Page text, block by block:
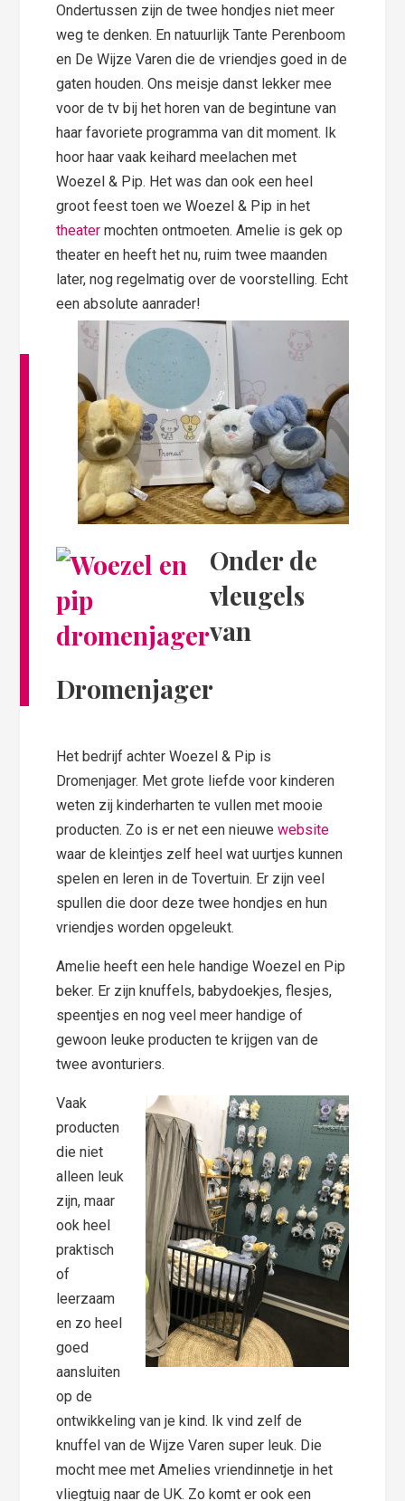
Ondertussen zijn de twee hondjes niet meer
weg te denken. En natuurlijk Tante Perenboom
en De Wijze Varen die de vriendjes goed in de
gaten houden. Ons meisje danst lekker mee
voor de tv bij het horen van de begintune van
haar favoriete programma van dit moment. Ik
hoor haar vaak keihard meelachen met
Woezel & Pip. Het was dan ook een heel
groot feest toen we Woezel & Pip in het
theater mochten ontmoeten. Amelie is gek op
theater en heeft het nu, ruim twee maanden
later, nog regelmatig over de voorstelling. Echt
een absolute aanrader!
Onder de
vleugels
van
Dromenjager
Het bedrijf achter Woezel & Pip is
Dromenjager. Met grote liefde voor kinderen
weten zij kinderharten te vullen met mooie
producten. Zo is er net een nieuwewebsite
waar de kleintjes zelf heel wat uurtjes kunnen
spelen en leren in de Tovertuin. Er zijn veel
spullen die door deze twee hondjes en hun
vriendjes worden opgeleukt.
Amelie heeft een hele handige Woezel en Pip
beker. Er zijn knuffels, babydoekjes, flesjes,
speentjes en nog veel meer handige of
gewoon leuke producten te krijgen van de
twee avonturiers.
Vaak
producten
die niet
alleen leuk
zijn, maar
ook heel
praktisch
of
leerzaam
en zo heel
goed
aansluiten
op de
ontwikkeling van je kind. Ik vind zelf de
knuffel van de Wijze Varen super leuk. Die
mocht mee met Amelies vriendinnetje in het
vliegtuig naar de UK. Zo komt er ook een